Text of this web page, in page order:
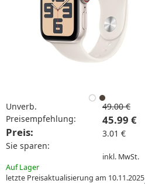
Unverb.
Preisempfehlung:
49.00 €
Preis:
45.99 €
Sie sparen:
3.01 €
inkl. MwSt.
Auf Lager
letzte Preisaktualisierung am 10.11.2025